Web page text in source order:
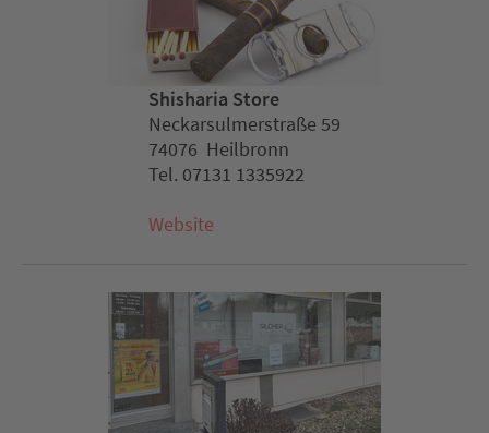
Shisharia Store
Neckarsulmerstraße 59
74076 Heilbronn
Tel. 07131 1335922
Website